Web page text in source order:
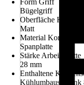
Form Griff
Bügelgriff
Oberfläche Korpus
Matt
Material Korpus
Spanplatte
Stärke Arbeitsplatte
28 mm
Enthaltene